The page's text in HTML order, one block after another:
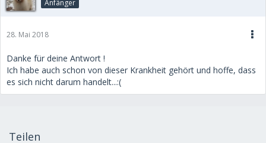
Anfänger
28. Mai 2018
Danke für deine Antwort !
Ich habe auch schon von dieser Krankheit gehört und hoffe, dass
es sich nicht darum handelt...:(
Teilen